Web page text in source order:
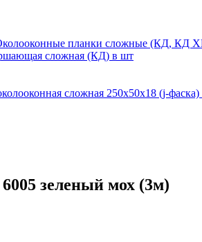
планки сложные (КД, КД
сложная (КД) в шт
сложная 250х50х18 (j-
зеленый мох (3м)